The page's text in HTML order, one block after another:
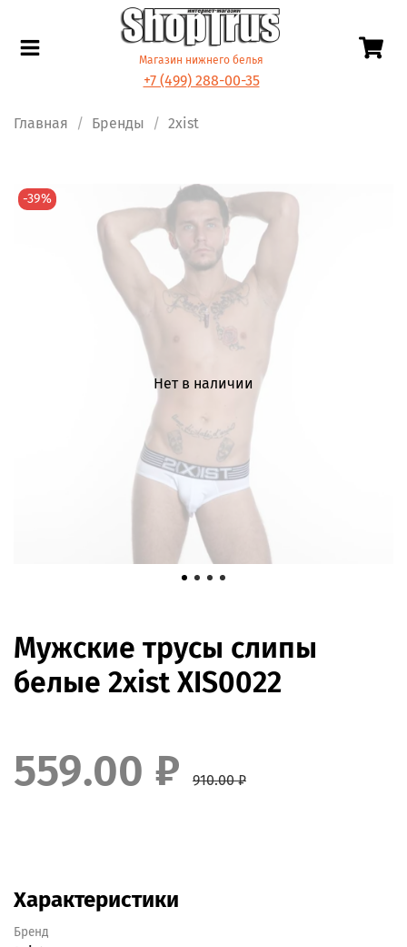
Магазин нижнего белья
+7 (499) 288-00-35
Главная Бренды 2xist
Нет в наличии
-39%
Мужские трусы слипы
белые 2xist XIS0022
559.00 ₽ 910.00 ₽
Характеристики
Бренд